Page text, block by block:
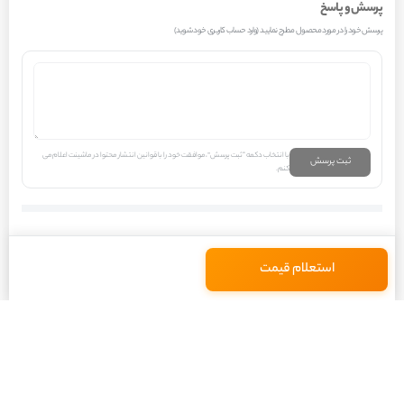
استعلام قیمت
اجزای دیگر سیستم تعلیق، مانند محل نصب سیبک طبق پایین، سیبک فرمان، و
همچنین محل اتصال دوشاخ فرمان (یا جعبه فرمان در برخی طراحی‌ها) به درستی
بسیار پویا و وابسته به شرایط رانندگی است. در حین رانندگی در جاده‌های صاف و با
فشار زیادی به سگدست وارد می‌شود که ناشی از نیروی گریز از مرکز است. این نیرو
باعث تمایل چرخ به خارج شدن از مسیر پیچ می‌شود و سگدست باید این نیرو را مهار
کند. در هنگام ترمزگیری، به خصوص ترمزهای شدید، نیروهای بسیار زیادی به
پرسش و پاسخ
پرسش خود را در مورد محصول مطرح نمایید (وارد حساب کاربری خود شوید)
ثبت پرسش
با انتخاب دکمه “ثبت پرسش”، موافقت خود را با قوانین انتشار محتوا در ماشینت اعلام می
کنم.